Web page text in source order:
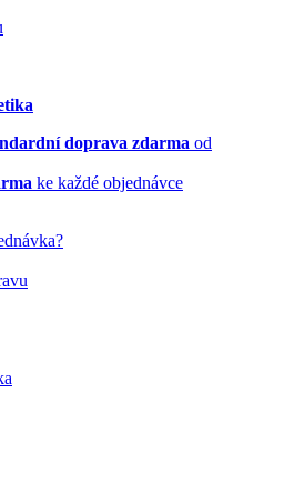
doprava zdarma od
ke každé objednávce